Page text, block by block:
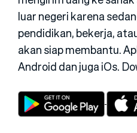
luar negeri karena
pendidikan, bekerja,
akan siap membantu.
Android dan juga iOs.